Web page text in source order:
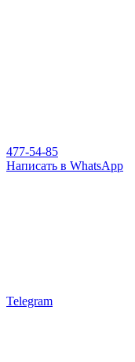
477-54-85
Написать в WhatsApp
Telegram